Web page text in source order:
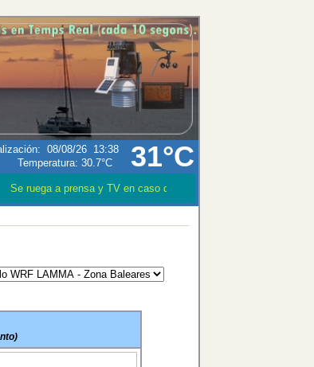
31°C
: 08/08/26 13:38
Temperatura: 30.7°C
Se ruega a prensa y TV en caso que utilizen los datos